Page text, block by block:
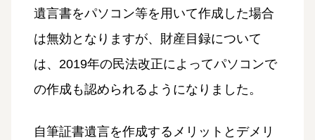
遺言書をパソコン等を用いて作成した場合
は無効となりますが、財産目録について
は、2019年の民法改正によってパソコンで
の作成も認められるようになりました。
自筆証書遺言を作成するメリットとデメリ